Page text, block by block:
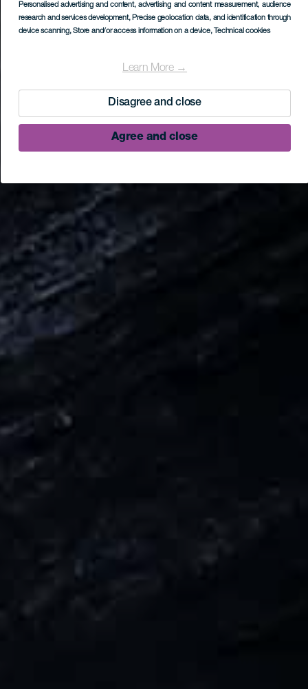
Personalised advertising and content, advertising and content measurement, audience
research and services development, Precise geolocation data, and identification through
device scanning, Store and/or access information on a device, Technical cookies
Learn More →
Disagree and close
Agree and close